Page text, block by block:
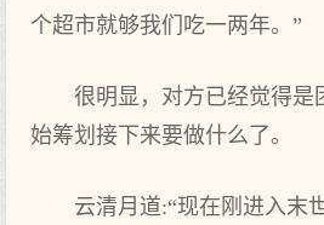
个超市就够我们吃一两年。”
很明显，对方已经觉得是
始筹划接下来要做什么了。
云清月道:“现在刚进入末